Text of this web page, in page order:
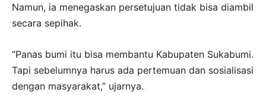
Namun, ia menegaskan persetujuan tidak bisa diambil
secara sepihak.
“Panas bumi itu bisa membantu Kabupaten Sukabumi.
Tapi sebelumnya harus ada pertemuan dan sosialisasi
dengan masyarakat,” ujarnya.